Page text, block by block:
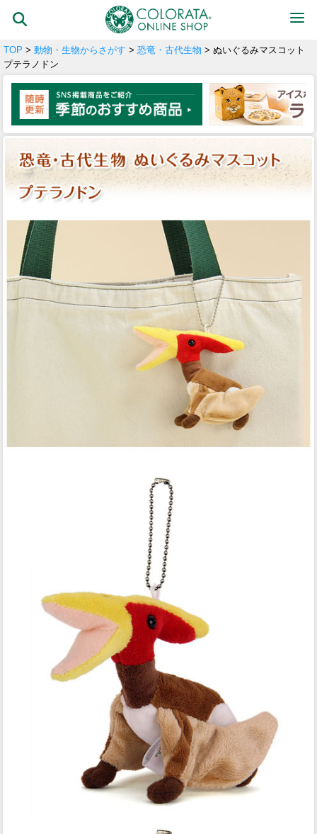
TOP > 動物・生物からさがす > 恐竜・古代生物 > ぬいぐるみマスコット
プテラノドン